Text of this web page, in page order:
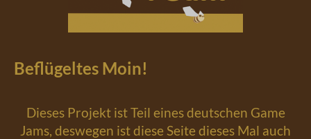
Beflügeltes Moin!
Dieses Projekt ist Teil eines deutschen Game
Jams, deswegen ist diese Seite dieses Mal auch